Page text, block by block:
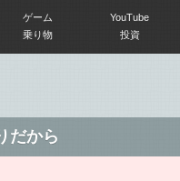
ゲーム YouTube
乗り物 投資
だから